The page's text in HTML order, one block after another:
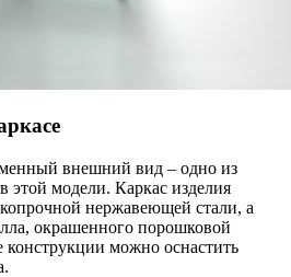
внешний вид – одно из
этой модели. Каркас изделия
нержавеющей стали, а
окрашенного порошковой
конструкции можно оснастить